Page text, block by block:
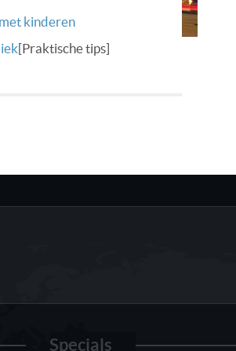
kinderen
[Praktische tips]
Specials